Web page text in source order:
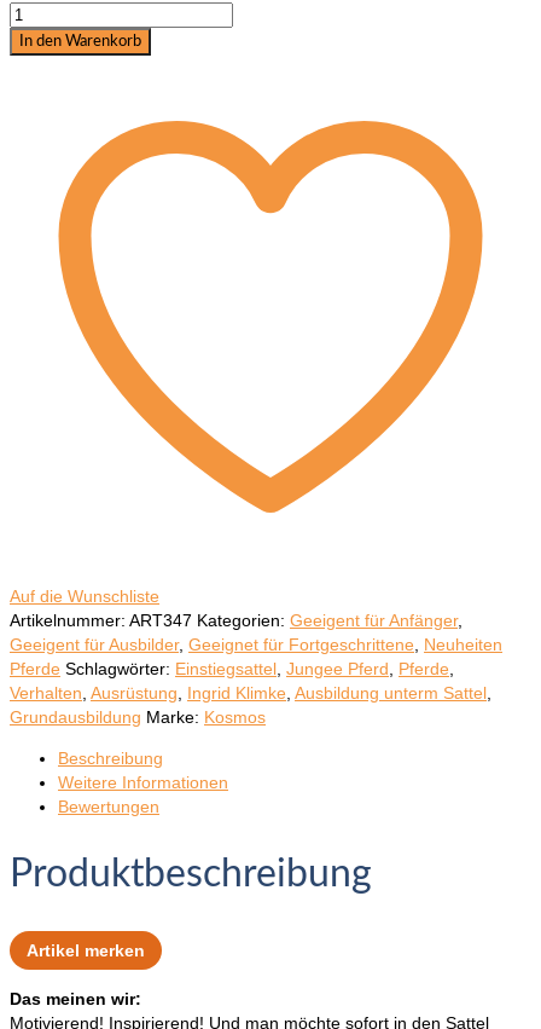
Reite
zu
Deiner
In den Warenkorb
Auf die Wunschliste
Artikelnummer: ART347 Kategorien: Geeigent für Anfänger,
Geeigent für Ausbilder, Geeignet für Fortgeschrittene Neuheiten
Pferde Schlagwörter: Einstiegsattel Jungee Pferd Pferde
Verhalten Ausrüstung Ingrid Klimke Ausbildung unterm Sattel
Grundausbildung Marke: Kosmos
Beschreibung
Weitere Informationen
Bewertungen
Produktbeschreibung
Artikel merken
Das meinen wir:
Motivierend! Inspirierend! Und man möchte sofort in den Sattel